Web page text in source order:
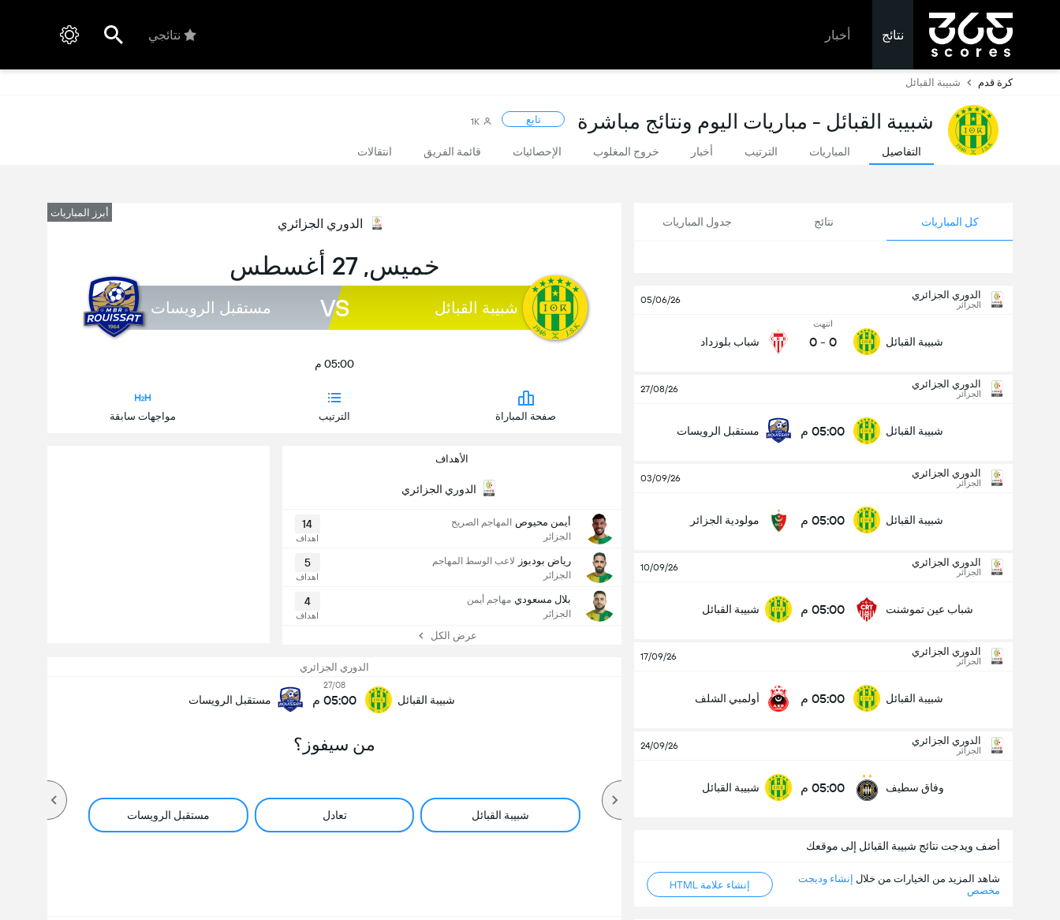
نتائج أخبار نتائجي
كرة قدم شبيبة القبائل
شبيبة القبائل - مباريات اليوم ونتائج مباشرة تابع 1K
التفاصيل المباريات الترتيب أخبار خروج المغلوب الإحصائيات قائمة الفريق انتقالات
كل المباريات نتائج جدول المباريات
الدوري الجزائري
الجزائر 05/06/26
شبيبة القبائل
انتهت
0
-
0 شباب بلوزداد
الدوري الجزائري
الجزائر 27/08/26
شبيبة القبائل 05:00 م مستقبل الرويسات
الدوري الجزائري
الجزائر 03/09/26
شبيبة القبائل 05:00 م مولودية الجزائر
الدوري الجزائري
الجزائر 10/09/26
شباب عين تموشنت 05:00 م شبيبة القبائل
الدوري الجزائري
الجزائر 17/09/26
شبيبة القبائل 05:00 م أولمبي الشلف
الدوري الجزائري
الجزائر 24/09/26
وفاق سطيف 05:00 م شبيبة القبائل
أضف ويدجت نتائج شبيبة القبائل إلى موقعك
شاهد المزيد من الخيارات من خلال إنشاء وديجت
مخصص
إنشاء علامة HTML
أبرز المباريات
الدوري الجزائري
خميس, 27 أغسطس
شبيبة القبائل VS مستقبل الرويسات
05:00 م
صفحة المباراة الترتيب مواجهات سابقة
الأهداف
الدوري الجزائري
أيمن محيوص المهاجم الصريح
الجزائر
14
اهداف
رياض بودبوز
لاعب الوسط المهاجم
الجزائر
5
اهداف
بلال مسعودي مهاجم أيمن
الجزائر
4
اهداف
عرض الكل
الدوري الجزائري
شبيبة القبائل
27/08
05:00 م مستقبل الرويسات
من سيفوز؟
شبيبة القبائل تعادل مستقبل الرويسات
05:00 م مولودية الجزائر
عدد الاهداف (2.5)